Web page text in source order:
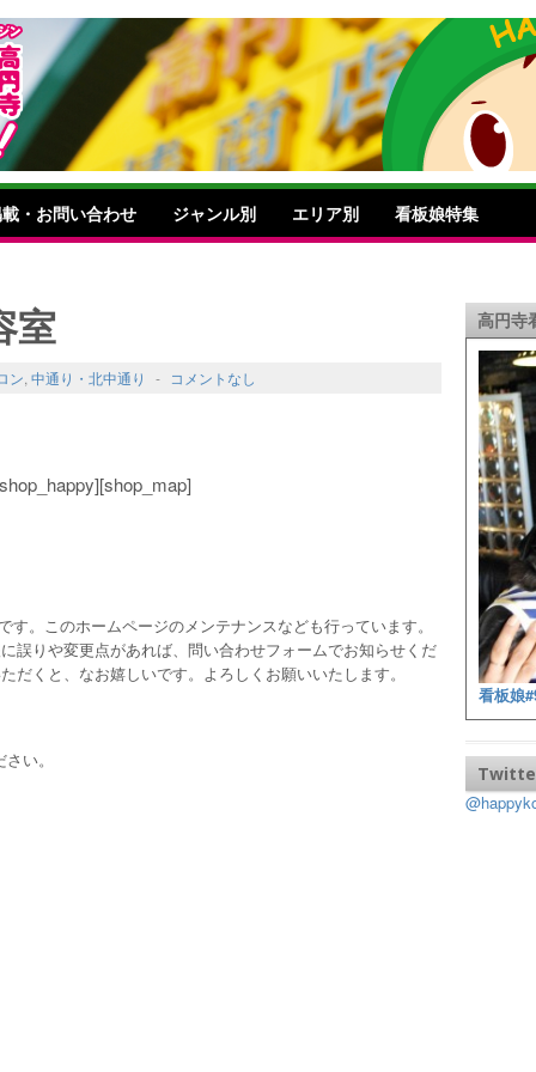
・お問い合わせ ジャンル別 エリア別 看板娘特集
室
ン, 中通り・北中通り - コメントなし
す。このホームページのメンテナンスなども行っています。
誤りや変更点があれば、問い合わせフォームでお知らせくだ
だくと、なお嬉しいです。よろしくお願いいたします。
い。
高円寺
看板娘